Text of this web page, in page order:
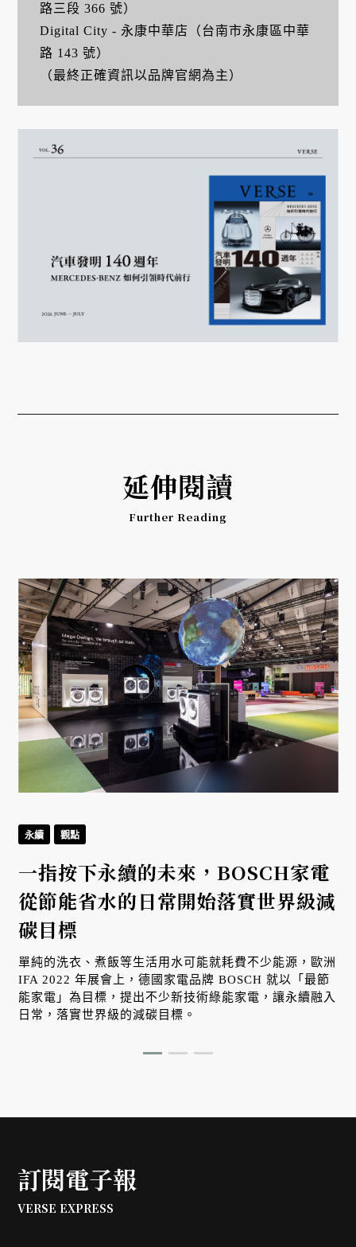
路三段 366 號）
Digital City - 永康中華店（台南市永康區中華
路 143 號）
（最終正確資訊以品牌官網為主）
延伸閱讀
Further Reading
永續 觀點
一指按下永續的未來，BOSCH家電
從節能省水的日常開始落實世界級減
碳目標
單純的洗衣、煮飯等生活用水可能就耗費不少能源，歐洲
IFA 2022 年展會上，德國家電品牌 BOSCH 就以「最節
能家電」為目標，提出不少新技術綠能家電，讓永續融入
日常，落實世界級的減碳目標。
訂閱電子報
VERSE EXPRESS